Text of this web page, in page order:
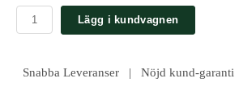
Lägg i kundvagnen
Snabba Leveranser | Nöjd kund-garanti